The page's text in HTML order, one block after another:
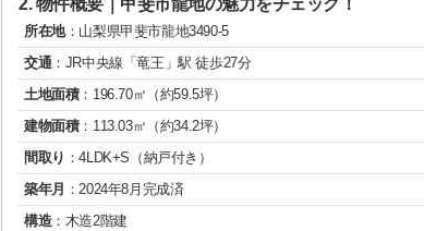
2. 物件概要｜甲斐市龍地の魅力をチェック！
所在地：山梨県甲斐市龍地3490-5
交通：JR中央線「竜王」駅 徒歩27分
土地面積：196.70㎡（約59.5坪）
建物面積：113.03㎡（約34.2坪）
間取り ：4LDK+S（納戸付き）
築年月 ：2024年8月完成済
構造：木造2階建